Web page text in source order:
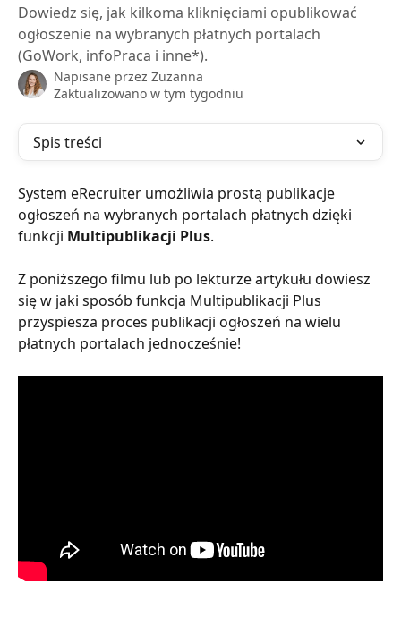
Dowiedz się, jak kilkoma kliknięciami opublikować
ogłoszenie na wybranych płatnych portalach
(GoWork, infoPraca i inne*).
Napisane przez Zuzanna
Zaktualizowano w tym tygodniu
Spis treści
System eRecruiter umożliwia prostą publikacje
ogłoszeń na wybranych portalach płatnych dzięki
funkcji Multipublikacji Plus.
Z poniższego filmu lub po lekturze artykułu dowiesz
się w jaki sposób funkcja Multipublikacji Plus
przyspiesza proces publikacji ogłoszeń na wielu
płatnych portalach jednocześnie!